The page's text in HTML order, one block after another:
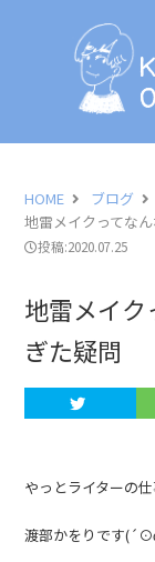
KAWORI
Official
HOME ブログ
地雷メイクってな
投稿:2020.07.25
地雷メイ
ぎた疑問
やっとライターの
渡部かをりです